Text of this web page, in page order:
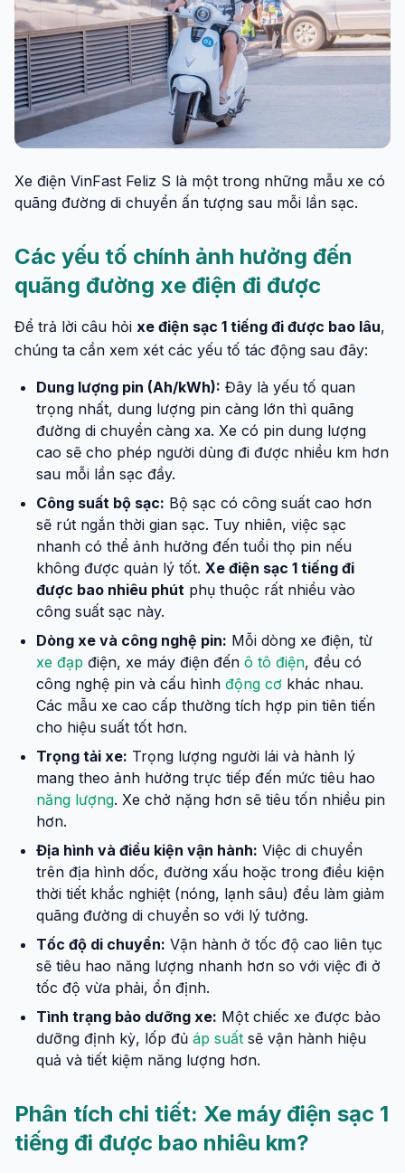
Xe điện VinFast Feliz S là một trong những mẫu xe có
quãng đường di chuyển ấn tượng sau mỗi lần sạc.
Các yếu tố chính ảnh hưởng đến
quãng đường xe điện đi được
Để trả lời câu hỏi xe điện sạc 1 tiếng đi được bao lâu,
chúng ta cần xem xét các yếu tố tác động sau đây:
Dung lượng pin (Ah/kWh): Đây là yếu tố quan
trọng nhất, dung lượng pin càng lớn thì quãng
đường di chuyển càng xa. Xe có pin dung lượng
cao sẽ cho phép người dùng đi được nhiều km hơn
sau mỗi lần sạc đầy.
Công suất bộ sạc: Bộ sạc có công suất cao hơn
sẽ rút ngắn thời gian sạc. Tuy nhiên, việc sạc
nhanh có thể ảnh hưởng đến tuổi thọ pin nếu
không được quản lý tốt. Xe điện sạc 1 tiếng đi
được bao nhiêu phút phụ thuộc rất nhiều vào
công suất sạc này.
Dòng xe và công nghệ pin: Mỗi dòng xe điện, từ
xe đạp điện, xe máy điện đến ô tô điện, đều có
công nghệ pin và cấu hình động cơ khác nhau.
Các mẫu xe cao cấp thường tích hợp pin tiên tiến
cho hiệu suất tốt hơn.
Trọng tải xe: Trọng lượng người lái và hành lý
mang theo ảnh hưởng trực tiếp đến mức tiêu hao
năng lượng. Xe chở nặng hơn sẽ tiêu tốn nhiều pin
hơn.
Địa hình và điều kiện vận hành: Việc di chuyển
trên địa hình dốc, đường xấu hoặc trong điều kiện
thời tiết khắc nghiệt (nóng, lạnh sâu) đều làm giảm
quãng đường di chuyển so với lý tưởng.
Tốc độ di chuyển: Vận hành ở tốc độ cao liên tục
sẽ tiêu hao năng lượng nhanh hơn so với việc đi ở
tốc độ vừa phải, ổn định.
Tình trạng bảo dưỡng xe: Một chiếc xe được bảo
dưỡng định kỳ, lốp đủ áp suất sẽ vận hành hiệu
quả và tiết kiệm năng lượng hơn.
Phân tích chi tiết: Xe máy điện sạc 1
tiếng đi được bao nhiêu km?